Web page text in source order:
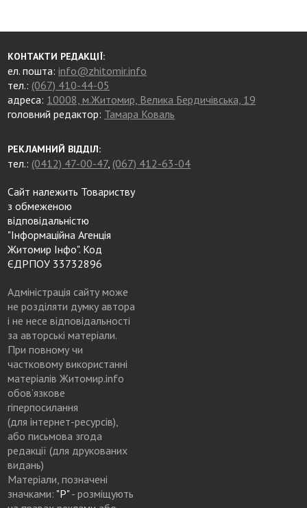
КОНТАКТИ РЕДАКЦІЇ:
ел. пошта:info@zhitomir.info
тел.: (067) 410-44-05
адреса: 10008, м.Житомир, Велика Бердичівська, 19
головний редактор: Тамара Коваль
РЕКЛАМНИЙ ВІДДІЛ:
тел.: (0412) 47-00-47, (067) 412-63-04
Сайт належить Товариству
з обмеженою
відповідальністю
"Інформаційна Агенція
Житомир Інфо". Код
ЄДРПОУ 33732896
Адміністрація сайту може
не розділяти думку автора
і не несе відповідальності
за авторські матеріали.
При повному чи
частковому використанні
матеріалів Житомир.info
обов’язкове
гіперпосилання
(для інтернет-ресурсів),
або письмова згода
редакції (для друкованих
видань)
Матеріали, позначені
значками: "Р"- розміщують